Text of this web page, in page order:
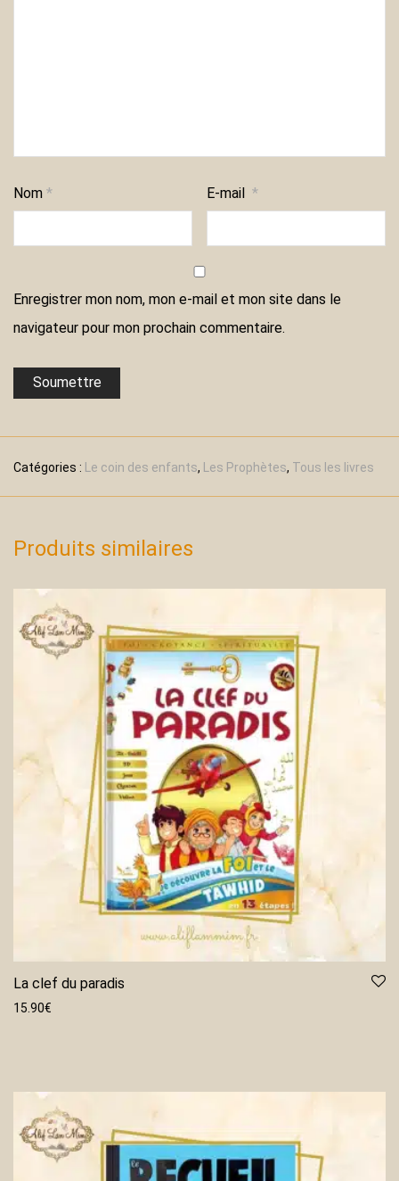
Nom * E-mail*
Enregistrer mon nom, mon e-mail et mon site dans le
navigateur pour mon prochain commentaire.
Catégories : Le coin des enfants, Les Prophètes, Tous les livres
Produits similaires
La clef du paradis
15.90€